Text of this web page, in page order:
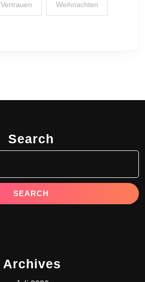
Vertrauen Weihnachten
Search
Archives